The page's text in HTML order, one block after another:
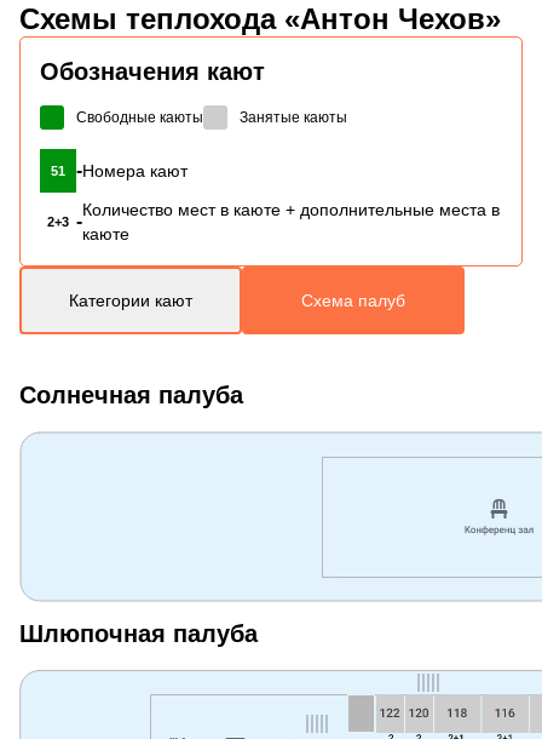
Схемы теплохода «Антон Чехов»
Обозначения кают
Свободные каюты Занятые каюты
51 -Номера кают
2+3 -
Количество мест в каюте + дополнительные места в
каюте
Категории кают Схема палуб
Солнечная палуба
Шлюпочная палуба